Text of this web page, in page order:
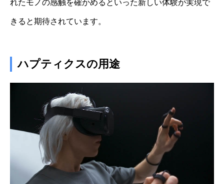
れたモノの感触を確かめるといった新しい体験が実現で
きると期待されています。
ハプティクスの用途